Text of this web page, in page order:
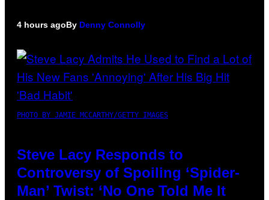
4 hours agoBy Denny Connolly
PHOTO BY JAMIE MCCARTHY/GETTY IMAGES
Steve Lacy Responds to
Controversy of Spoiling ‘Spider-
Man’ Twist: ‘No One Told Me It